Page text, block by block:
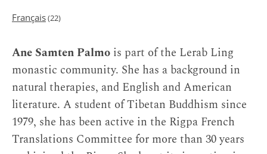
Français(22)
Ane Samten Palmo is part of the Lerab Ling
monastic community. She has a background in
natural therapies, and English and American
literature. A student of Tibetan Buddhism since
1979, she has been active in the Rigpa French
Translations Committee for more than 30 years